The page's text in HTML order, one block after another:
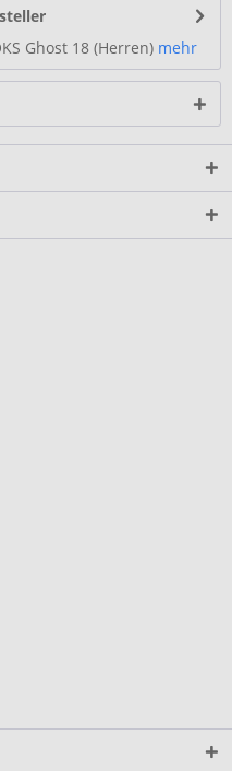
Ghost 18 (Herren) mehr